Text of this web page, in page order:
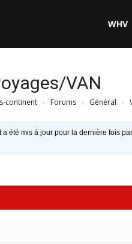
WHV
VAN
continent › Forums › Général ›
été mis à jour pour la dernière fois par